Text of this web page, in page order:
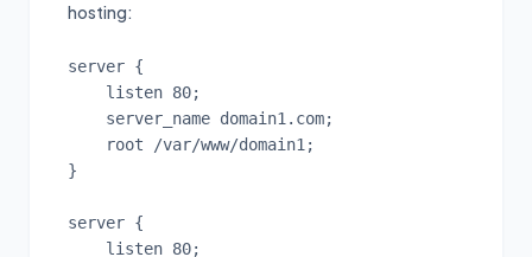
hosting:
server {
}
server {